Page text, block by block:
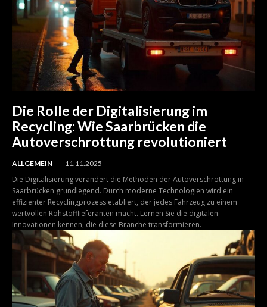
Die Rolle der Digitalisierung im
Recycling: Wie Saarbrücken die
Autoverschrottung revolutioniert
ALLGEMEIN 11.11.2025
Die Digitalisierung verändert die Methoden der Autoverschrottung in
Saarbrücken grundlegend. Durch moderne Technologien wird ein
effizienter Recyclingprozess etabliert, der jedes Fahrzeug zu einem
wertvollen Rohstofflieferanten macht. Lernen Sie die digitalen
Innovationen kennen, die diese Branche transformieren.